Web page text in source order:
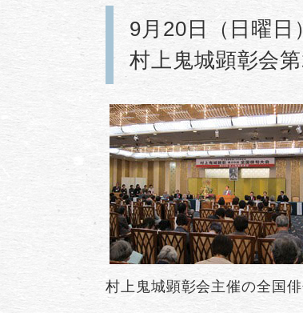
9月20日（日曜
村上鬼城顕彰会
村上鬼城顕彰会主催の全国